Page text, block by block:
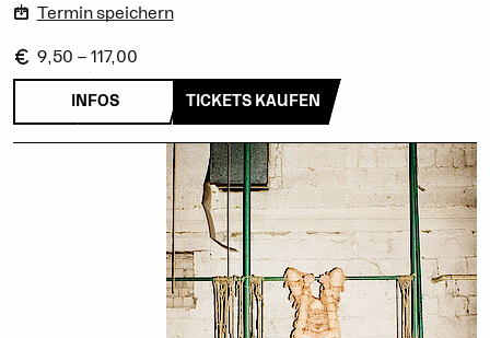
Termin speichern
9,50 – 117,00
INFOS TICKETS KAUFEN